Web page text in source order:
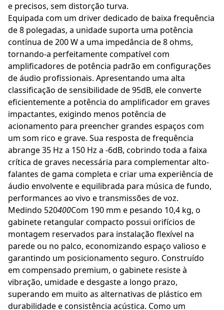
e precisos, sem distorção turva.
Equipada com um driver dedicado de baixa frequência
de 8 polegadas, a unidade suporta uma potência
contínua de 200 W a uma impedância de 8 ohms,
tornando-a perfeitamente compatível com
amplificadores de potência padrão em configurações
de áudio profissionais. Apresentando uma alta
classificação de sensibilidade de 95dB, ele converte
eficientemente a potência do amplificador em graves
impactantes, exigindo menos potência de
acionamento para preencher grandes espaços com
um som rico e grave. Sua resposta de frequência
abrange 35 Hz a 150 Hz a -6dB, cobrindo toda a faixa
crítica de graves necessária para complementar alto-
falantes de gama completa e criar uma experiência de
áudio envolvente e equilibrada para música de fundo,
performances ao vivo e transmissões de voz.
Medindo 520400Com 190 mm e pesando 10,4 kg, o
gabinete retangular compacto possui orifícios de
montagem reservados para instalação flexível na
parede ou no palco, economizando espaço valioso e
garantindo um posicionamento seguro. Construído
em compensado premium, o gabinete resiste à
vibração, umidade e desgaste a longo prazo,
superando em muito as alternativas de plástico em
durabilidade e consistência acústica. Como um